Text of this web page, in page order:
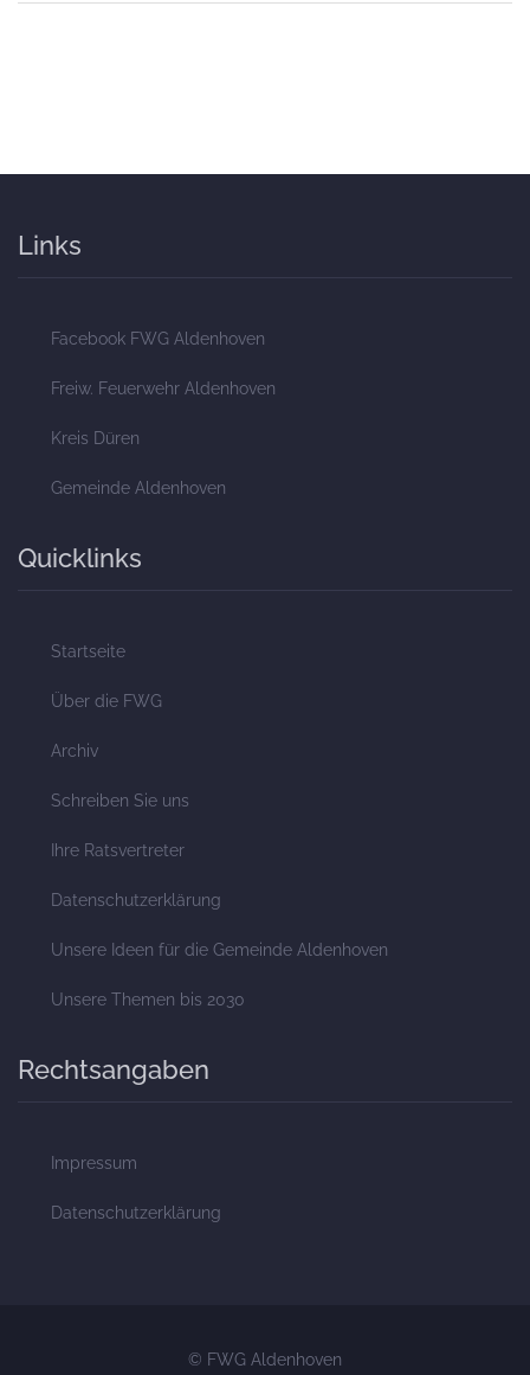
Links
Facebook FWG Aldenhoven
Freiw. Feuerwehr Aldenhoven
Kreis Düren
Gemeinde Aldenhoven
Quicklinks
Startseite
Über die FWG
Archiv
Schreiben Sie uns
Ihre Ratsvertreter
Datenschutzerklärung
Unsere Ideen für die Gemeinde Aldenhoven
Unsere Themen bis 2030
Rechtsangaben
Impressum
Datenschutzerklärung
© FWG Aldenhoven